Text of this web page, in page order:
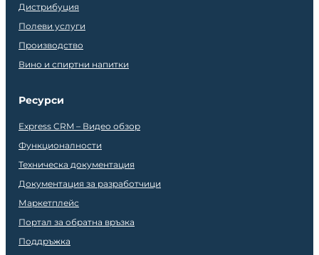
Дистрибуция
Полеви услуги
Производство
Вино и спиртни напитки
Ресурси
Express CRM – Видео обзор
Функционалности
Техническа документация
Документация за разработчици
Маркетплейс
Портал за обратна връзка
Поддръжка